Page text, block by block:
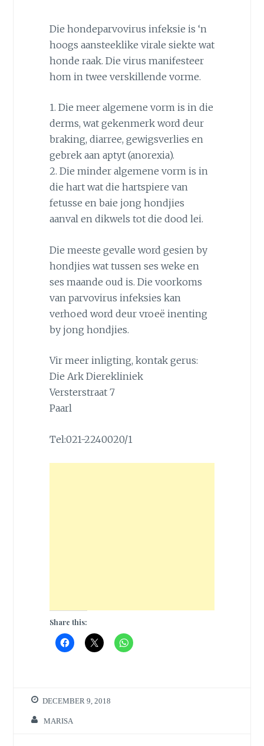
Die hondeparvovirus infeksie is ‘n
hoogs aansteeklike virale siekte wat
honde raak. Die virus manifesteer
hom in twee verskillende vorme.
1. Die meer algemene vorm is in die
derms, wat gekenmerk word deur
braking, diarree, gewigsverlies en
gebrek aan aptyt (anorexia).
2. Die minder algemene vorm is in
die hart wat die hartspiere van
fetusse en baie jong hondjies
aanval en dikwels tot die dood lei.
Die meeste gevalle word gesien by
hondjies wat tussen ses weke en
ses maande oud is. Die voorkoms
van parvovirus infeksies kan
verhoed word deur vroeë inenting
by jong hondjies.
Vir meer inligting, kontak gerus:
Die Ark Dierekliniek
Versterstraat 7
Paarl
Tel:021-2240020/1
Share this:
DECEMBER 9, 2018
MARISA